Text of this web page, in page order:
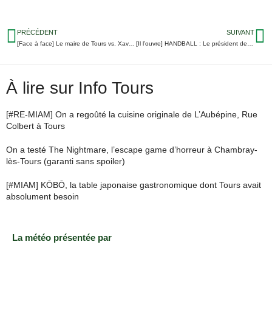
PRÉCÉDENT SUIVANT
À lire sur Info Tours
[#RE-MIAM] On a regoûté la cuisine originale de L’Aubépine, Rue
Colbert à Tours
On a testé The Nightmare, l’escape game d’horreur à Chambray-
lès-Tours (garanti sans spoiler)
[#MIAM] KŌBŌ, la table japonaise gastronomique dont Tours avait
absolument besoin
La météo présentée par